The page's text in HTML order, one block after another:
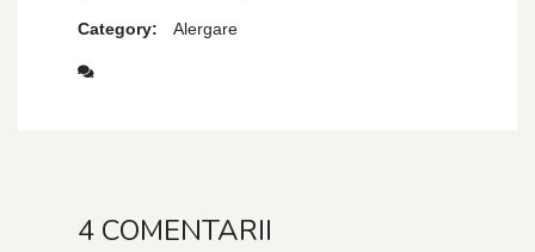
Category: Alergare
4 COMENTARII